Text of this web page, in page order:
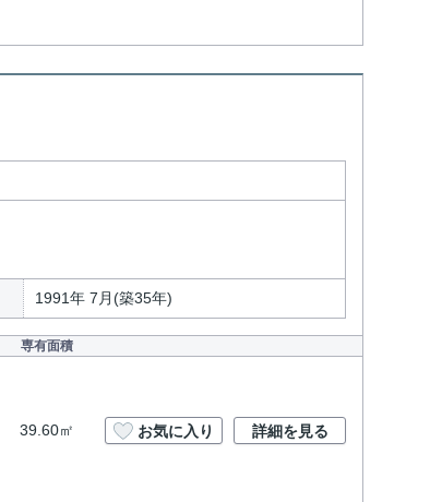
1991年 7月(築35年)
専有面積
39.60㎡ お気に入り 詳細を見る